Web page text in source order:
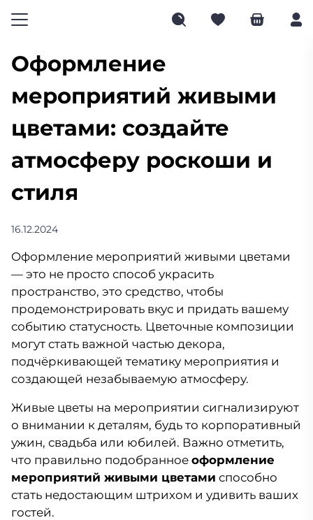
Оформление
мероприятий живыми
цветами: создайте
атмосферу роскоши и
стиля
16.12.2024
Оформление мероприятий живыми цветами
— это не просто способ украсить
пространство, это средство, чтобы
продемонстрировать вкус и придать вашему
событию статусность. Цветочные композиции
могут стать важной частью декора,
подчёркивающей тематику мероприятия и
создающей незабываемую атмосферу.
Живые цветы на мероприятии сигнализируют
о внимании к деталям, будь то корпоративный
ужин, свадьба или юбилей. Важно отметить,
что правильно подобранное оформление
мероприятий живыми цветами способно
стать недостающим штрихом и удивить ваших
гостей.